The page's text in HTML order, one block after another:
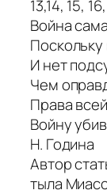
13,14, 15,
Война
И нет
Чем
Права
Войну
Н. Година
Автор
тыла